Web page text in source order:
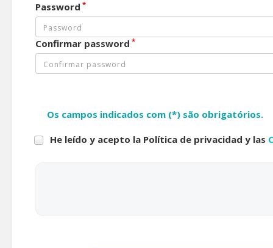
Password *
Confirmar password *
Os campos indicados com (*) são obrigatórios.
He leído y acepto la Política de privacidad y las